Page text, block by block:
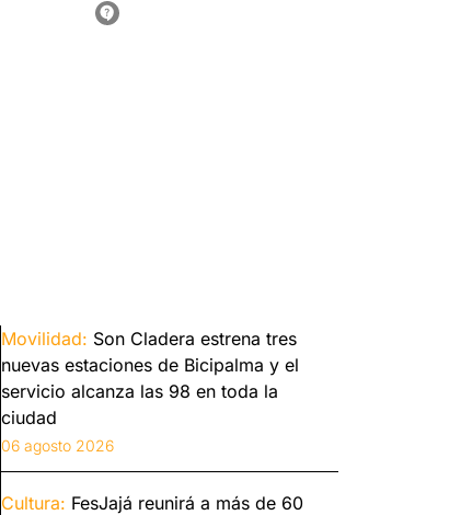
Movilidad: Son Cladera estrena tres
nuevas estaciones de Bicipalma y el
servicio alcanza las 98 en toda la
ciudad
06 agosto 2026
Cultura: FesJajá reunirá a más de 60